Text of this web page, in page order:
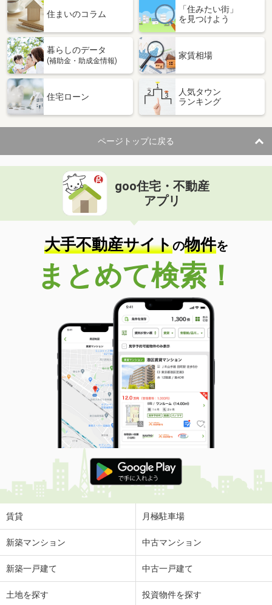
住まいのコラム
「住みたい街」
を見つけよう
暮らしのデータ
(補助金・助成金情報)
家賃相場
住宅ローン
人気タウン
ランキング
ページトップに戻る
goo住宅・不動産
アプリ
大手不動産サイトの物件を
まとめて検索！
賃貸 月極駐車場
新築マンション 中古マンション
新築一戸建て 中古一戸建て
土地を探す 投資物件を探す